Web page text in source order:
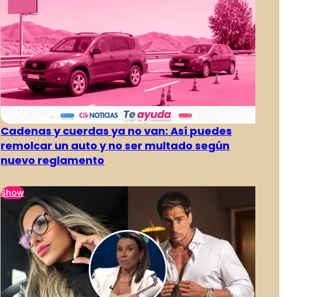
Cadenas y cuerdas ya no van: Así puedes
remolcar un auto y no ser multado según
nuevo reglamento
Show